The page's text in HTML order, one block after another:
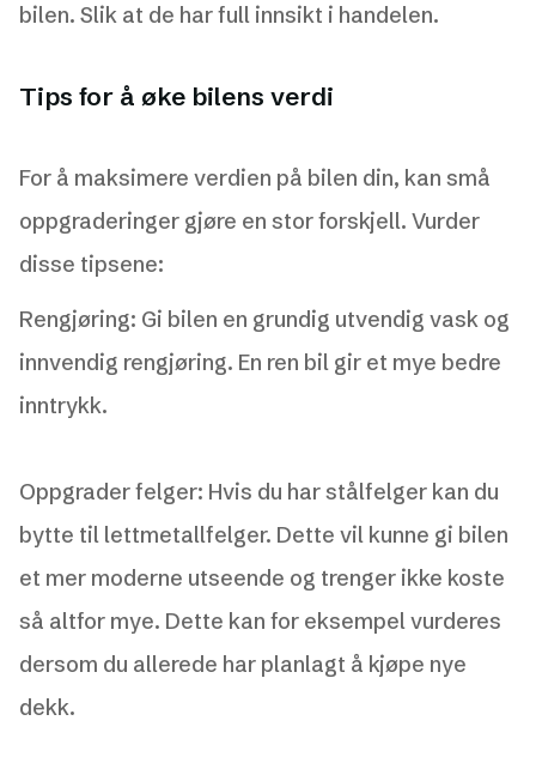
bilen. Slik at de har full innsikt i handelen.
Tips for å øke bilens verdi
For å maksimere verdien på bilen din, kan små
oppgraderinger gjøre en stor forskjell. Vurder
disse tipsene:
Rengjøring: Gi bilen en grundig utvendig vask og
innvendig rengjøring. En ren bil gir et mye bedre
inntrykk.
Oppgrader felger: Hvis du har stålfelger kan du
bytte til lettmetallfelger. Dette vil kunne gi bilen
et mer moderne utseende og trenger ikke koste
så altfor mye. Dette kan for eksempel vurderes
dersom du allerede har planlagt å kjøpe nye
dekk.